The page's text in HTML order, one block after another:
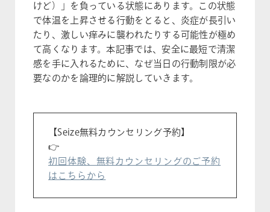
けど）」を負っている状態にあります。この状態
で体温を上昇させる行動をとると、炎症が長引い
たり、激しい痒みに襲われたりする可能性が極め
て高くなります。本記事では、安全に最短で清潔
感を手に入れるために、なぜ当日の行動制限が必
要なのかを論理的に解説していきます。
【Seize無料カウンセリング予約】
👉
初回体験、無料カウンセリングのご予約
はこちらから